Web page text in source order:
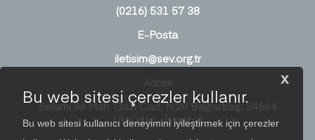
(0216) 531 57 38
E-Posta
iletisim@sev.org.tr
Selami Ali Mah. Gazi Cad. N:28 Bağlarbaşı 34664
Üsküdar - İstanbul
x
Bu web sitesi çerezler kullanır.
Bu web sitesi kullanıcı deneyimini iyileştirmek için çerezler